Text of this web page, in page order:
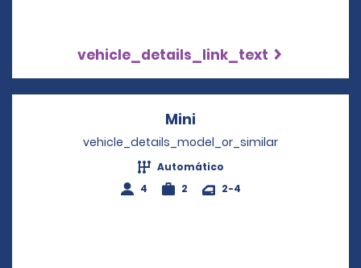
vehicle_details_link_text
Mini
vehicle_details_model_or_similar
Automático
4
2 2-4